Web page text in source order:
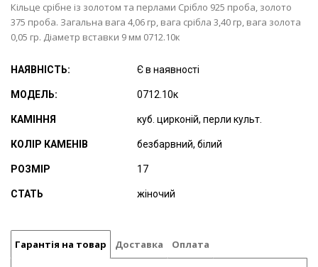
Кільце срібне із золотом та перлами Срібло 925 проба, золото
375 проба. Загальна вага 4,06 гр, вага срібла 3,40 гр, вага золота
0,05 гр. Діаметр вставки 9 мм 0712.10к
НАЯВНІСТЬ: Є в наявності
МОДЕЛЬ: 0712.10к
КАМІННЯ куб. цирконій, перли культ.
КОЛІР КАМЕНІВ безбарвний, білий
РОЗМІР 17
СТАТЬ жіночий
Гарантія на товар Доставка Оплата